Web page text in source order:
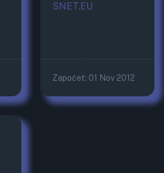
SNET.EU
Započet: 01 Nov 2012